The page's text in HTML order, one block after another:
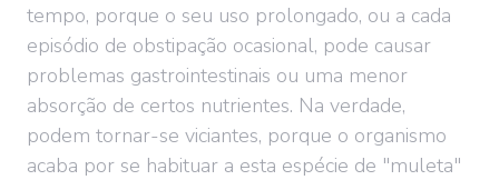
tempo, porque o seu uso prolongado, ou a cada
episódio de obstipação ocasional, pode causar
problemas gastrointestinais ou uma menor
absorção de certos nutrientes. Na verdade,
podem tornar-se viciantes, porque o organismo
acaba por se habituar a esta espécie de "muleta"